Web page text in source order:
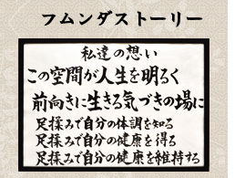
フムンダストーリー